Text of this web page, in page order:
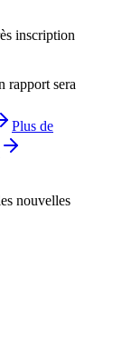
inscription
rapport sera
Plus de
nouvelles